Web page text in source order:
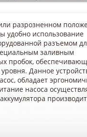
разрозненном
удобно использование
разъемом
заливным
пробок,
Данное
обладает
насоса